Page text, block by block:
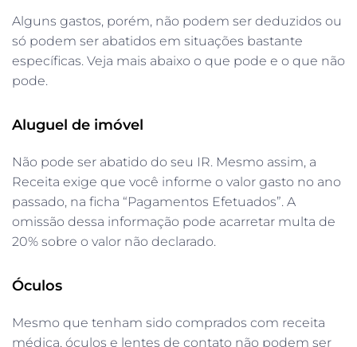
Alguns gastos, porém, não podem ser deduzidos ou
só podem ser abatidos em situações bastante
específicas. Veja mais abaixo o que pode e o que não
pode.
Aluguel de imóvel
Não pode ser abatido do seu IR. Mesmo assim, a
Receita exige que você informe o valor gasto no ano
passado, na ficha “Pagamentos Efetuados”. A
omissão dessa informação pode acarretar multa de
20% sobre o valor não declarado.
Óculos
Mesmo que tenham sido comprados com receita
médica, óculos e lentes de contato não podem ser